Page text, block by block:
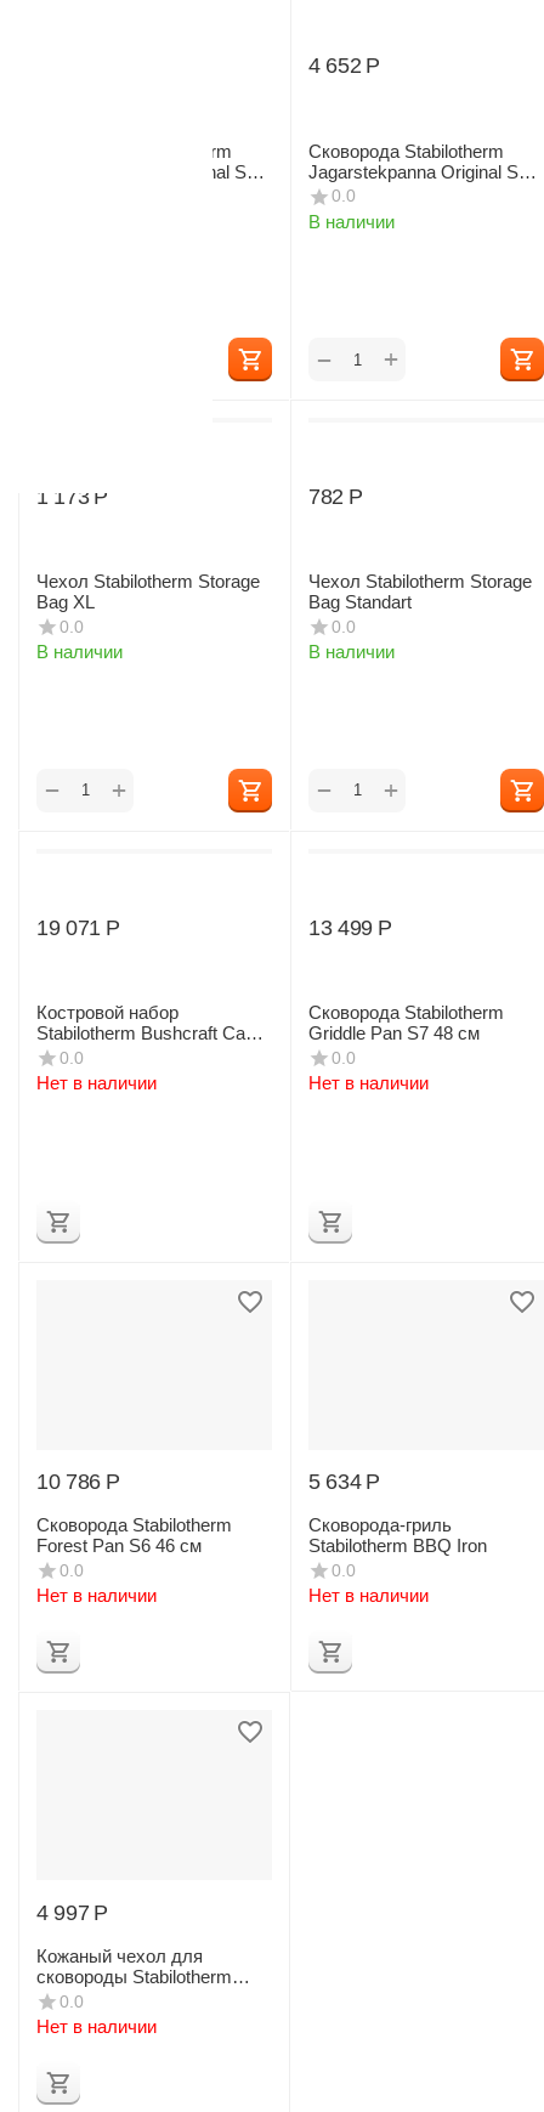
Сковорода Stabilotherm
Jagarstekpanna Original S2
4 652 Р
Сковорода Stabilotherm
Jagarstekpanna Original S1
21 см
0.0
В наличии
+
−
1 173 Р
Чехол Stabilotherm Storage
Bag XL
0.0
В наличии
+
−
‍782‍ Р
Чехол Stabilotherm Storage
Bag Standart
0.0
В наличии
+
−
19 071 Р
Костровой набор
Stabilotherm Bushcraft Camp
Fire Premium
0.0
Нет в наличии
13 499 Р
Сковорода Stabilotherm
Griddle Pan S7 48 см
0.0
Нет в наличии
10 786 Р
Сковорода Stabilotherm
Forest Pan S6 46 см
0.0
Нет в наличии
5 634 Р
Сковорода-гриль
Stabilotherm BBQ Iron
0.0
Нет в наличии
4 997 Р
Кожаный чехол для
сковороды Stabilotherm
Jagarstekpanna Original 21
см
0.0
Нет в наличии